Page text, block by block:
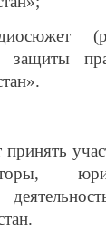
защиты